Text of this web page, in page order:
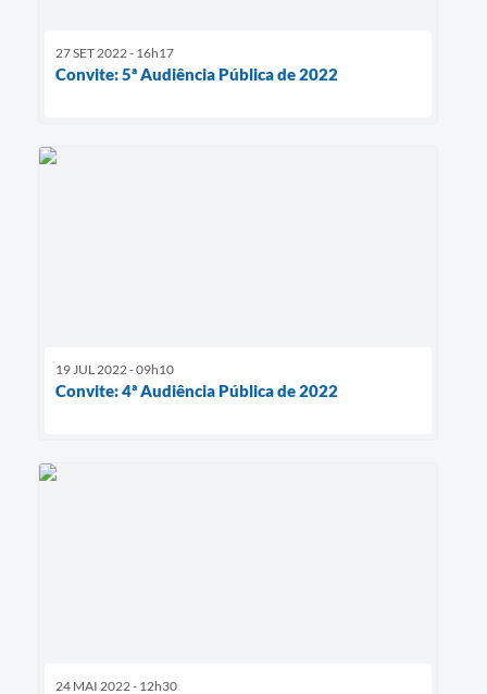
27 SET 2022 - 16h17
Convite: 5ª Audiência Pública de 2022
19 JUL 2022 - 09h10
Convite: 4ª Audiência Pública de 2022
24 MAI 2022 - 12h30